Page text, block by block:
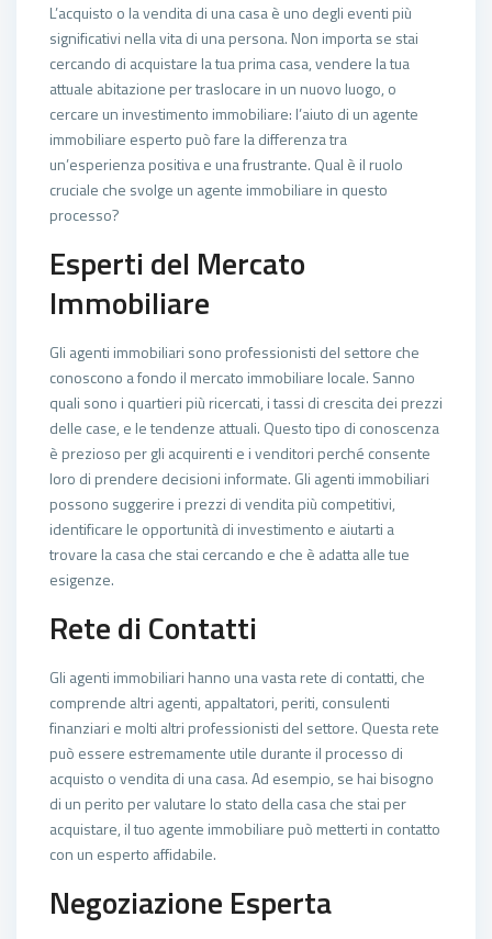
L’acquisto o la vendita di una casa è uno degli eventi più
significativi nella vita di una persona. Non importa se stai
cercando di acquistare la tua prima casa, vendere la tua
attuale abitazione per traslocare in un nuovo luogo, o
cercare un investimento immobiliare: l’aiuto di un agente
immobiliare esperto può fare la differenza tra
un’esperienza positiva e una frustrante. Qual è il ruolo
cruciale che svolge un agente immobiliare in questo
processo?
Esperti del Mercato
Immobiliare
Gli agenti immobiliari sono professionisti del settore che
conoscono a fondo il mercato immobiliare locale. Sanno
quali sono i quartieri più ricercati, i tassi di crescita dei prezzi
delle case, e le tendenze attuali. Questo tipo di conoscenza
è prezioso per gli acquirenti e i venditori perché consente
loro di prendere decisioni informate. Gli agenti immobiliari
possono suggerire i prezzi di vendita più competitivi,
identificare le opportunità di investimento e aiutarti a
trovare la casa che stai cercando e che è adatta alle tue
esigenze.
Rete di Contatti
Gli agenti immobiliari hanno una vasta rete di contatti, che
comprende altri agenti, appaltatori, periti, consulenti
finanziari e molti altri professionisti del settore. Questa rete
può essere estremamente utile durante il processo di
acquisto o vendita di una casa. Ad esempio, se hai bisogno
di un perito per valutare lo stato della casa che stai per
acquistare, il tuo agente immobiliare può metterti in contatto
con un esperto affidabile.
Negoziazione Esperta